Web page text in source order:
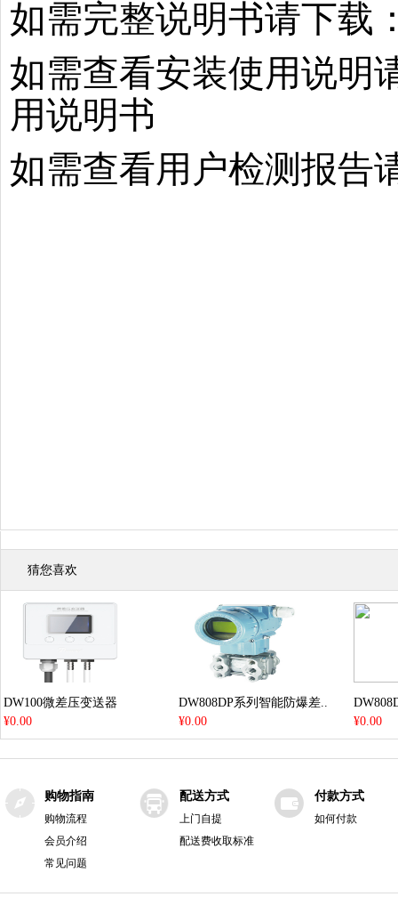
如需完整说明书请下载
如需查看安装使用说明
用说明书
如需查看用户检测报告
猜您喜欢
DW100微差压变送器
¥0.00
DW808DP系列智能防爆差..
¥0.00
¥0.00
购物指南
购物流程
会员介绍
常见问题
配送方式
上门自提
配送费收取标准
付款方式
如何付款